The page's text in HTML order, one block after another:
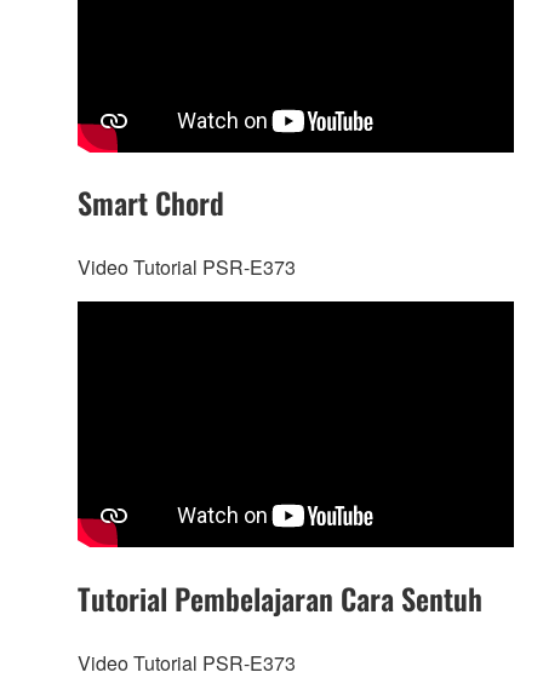
Smart Chord
Video Tutorial PSR-E373
Tutorial Pembelajaran Cara Sentuh
Video Tutorial PSR-E373